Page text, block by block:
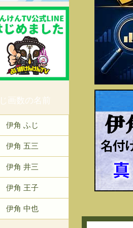
画数の名前
伊角 ふじ
伊角 五三
伊角 井三
伊角 王子
伊角 中也
伊